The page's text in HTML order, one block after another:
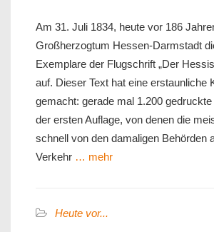
Am 31. Juli 1834, heute vor 186
Großherzogtum Hessen-Darmstadt
Exemplare der Flugschrift „Der
auf. Dieser Text hat eine erstaunliche
gemacht: gerade mal 1.200
der ersten Auflage, von denen die
schnell von den damaligen Behörden
Verkehr … mehr
Heute vor...